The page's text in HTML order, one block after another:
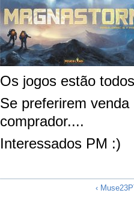
Os jogos estão
Se preferirem
comprador....
Interessados PM :)
‹